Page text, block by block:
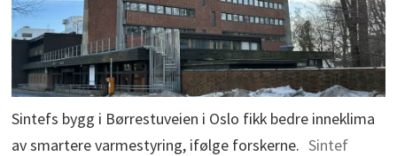
Sintefs bygg i Børrestuveien i Oslo fikk bedre inneklima
av smartere varmestyring, ifølge forskerne. Sintef